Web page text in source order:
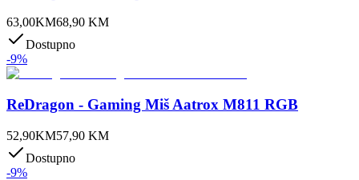
63,00KM68,90 KM
Dostupno
-9%
ReDragon - Gaming Miš Aatrox M811 RGB
52,90KM57,90 KM
Dostupno
-9%